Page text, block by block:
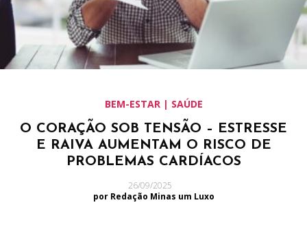
BEM-ESTAR | SAÚDE
O CORAÇÃO SOB TENSÃO – ESTRESSE
E RAIVA AUMENTAM O RISCO DE
PROBLEMAS CARDÍACOS
26/09/2025
por Redação Minas um Luxo